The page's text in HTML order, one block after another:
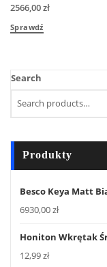
2566,00zł
Sprawdź
Search
Produkty
Besco Keya Matt
6930,00zł
Honiton Wkrętak
12,99zł